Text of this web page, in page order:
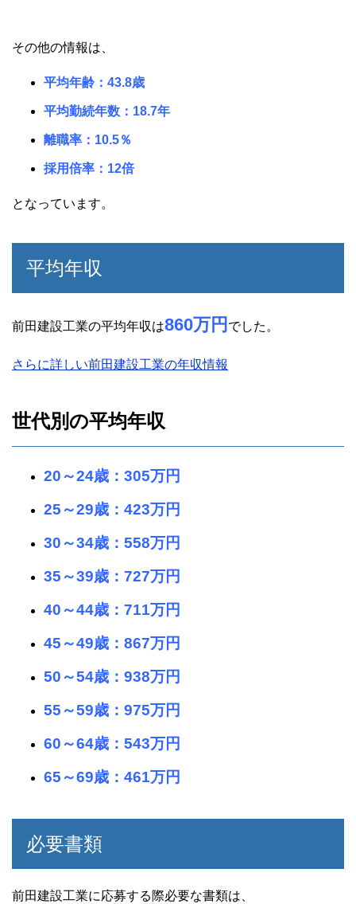
その他の情報は、
平均年齢：43.8歳
平均勤続年数：18.7年
離職率：10.5％
採用倍率：12倍
となっています。
平均年収
前田建設工業の平均年収は860万円 でした。
さらに詳しい前田建設工業の年収情報
世代別の平均年収
20～24歳：305万円
25～29歳：423万円
30～34歳：558万円
35～39歳：727万円
40～44歳：711万円
45～49歳：867万円
50～54歳：938万円
55～59歳：975万円
60～64歳：543万円
65～69歳：461万円
必要書類
前田建設工業に応募する際必要な書類は、